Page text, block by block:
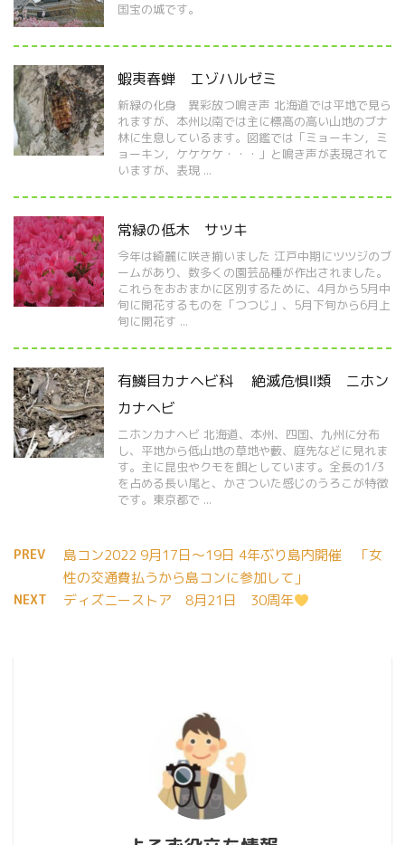
国宝の城です。
蝦夷春蝉 エゾハルゼミ
新緑の化身 異彩放つ鳴き声 北海道では平地で見ら
れますが、本州以南では主に標高の高い山地のブナ
林に生息しているます。図鑑では「ミョーキン，ミ
ョーキン，ケケケケ・・・」と鳴き声が表現されて
いますが、表現 ...
常緑の低木 サツキ
今年は綺麗に咲き揃いました 江戸中期にツツジのブ
ームがあり、数多くの園芸品種が作出されました。
これらをおおまかに区別するために、4月から5月中
旬に開花するものを「つつじ」、5月下旬から6月上
旬に開花す ...
有鱗目カナヘビ科 絶滅危惧Ⅱ類 ニホン
カナヘビ
ニホンカナヘビ 北海道、本州、四国、九州に分布
し、平地から低山地の草地や藪、庭先などに見れま
す。主に昆虫やクモを餌としています。全長の1/3
を占める長い尾と、かさついた感じのうろこが特徴
です。東京都で ...
PREV
島コン2022 9月17日～19日 4年ぶり島内開催 「女
性の交通費払うから島コンに参加して」
NEXT ディズニーストア 8月21日 30周年